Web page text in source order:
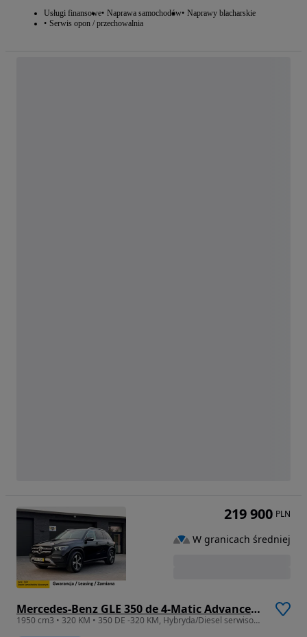
Usługi finansowe Naprawa samochodów Naprawy blacharskie
Serwis opon / przechowalnia
Mercedes-Benz GLE 350 de 4-Matic Advanced Plus
1950 cm3 • 320 KM • 350 DE -320 KM, Hybryda/Diesel serwisowany bezwypadkowy Fr. Vat 23%
219 900 PLN
W granicach średniej